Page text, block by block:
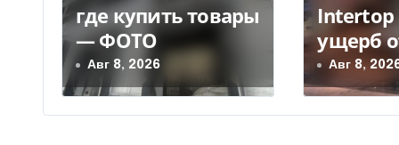
п
о
з
где купить товары
— ФОТО
Авг 8, 2026
ущерб
склада
грн
Авг 8,